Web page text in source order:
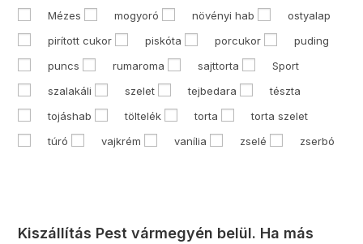
Mézes
mogyoró növényi hab
ostyalap
pirított cukor
piskóta porcukor
puding
puncs
rumaroma sajttorta
Sport
szalakáli
szelet tejbedara
tészta
tojáshab
töltelék torta
torta szelet
túró
vajkrém vanília zselé zserbó
Kiszállítás Pest vármegyén belül. Ha más